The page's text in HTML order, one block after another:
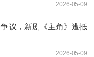
2026-05-09
议，新剧《主角》遭抵
2026-05-09